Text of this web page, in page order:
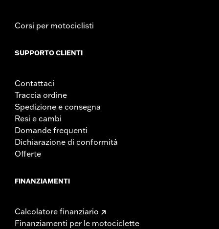
Corsi per motociclisti
SUPPORTO CLIENTI
Contattaci
Traccia ordine
Spedizione e consegna
Resi e cambi
Domande frequenti
Dichiarazione di conformità
Offerte
FINANZIAMENTI
Calcolatore finanziario
Finanziamenti per le motociclette